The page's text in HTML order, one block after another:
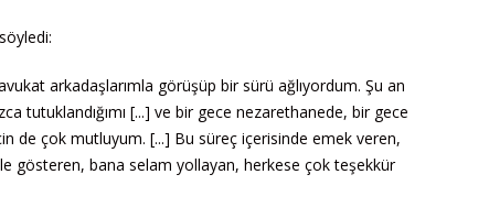
arkadaşlarımla görüşüp bir sürü ağlıyordum. Şu an
tutuklandığımı [...] ve bir gece nezarethanede, bir gece
de çok mutluyum. [...] Bu süreç içerisinde emek veren,
gösteren, bana selam yollayan, herkese çok teşekkür